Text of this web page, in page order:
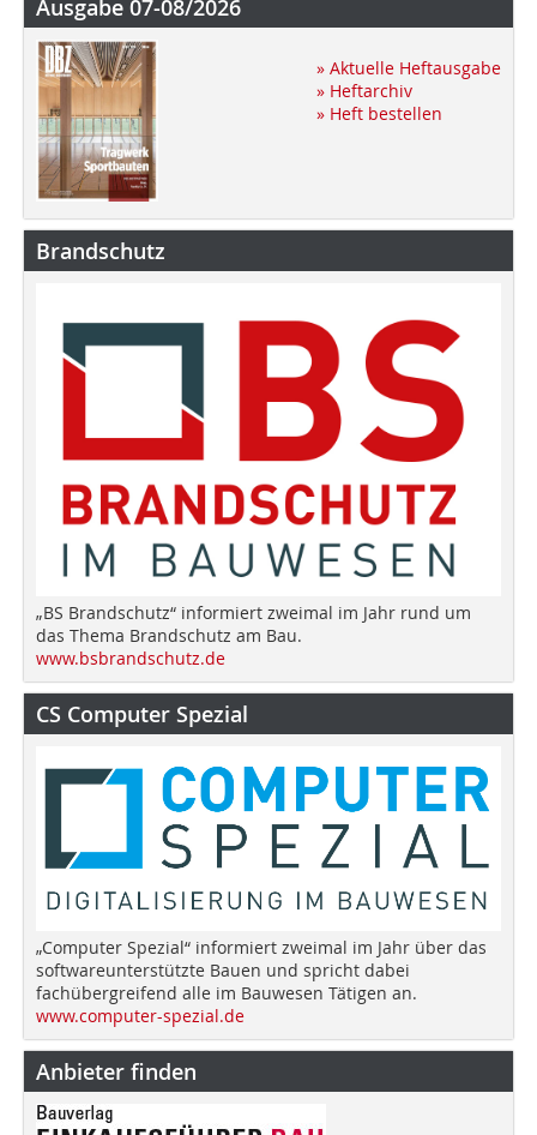
Ausgabe 07-08/2026
» Aktuelle Heftausgabe
» Heftarchiv
» Heft bestellen
Brandschutz
„BS Brandschutz“ informiert zweimal im Jahr rund um
das Thema Brandschutz am Bau.
www.bsbrandschutz.de
CS Computer Spezial
„Computer Spezial“ informiert zweimal im Jahr über das
softwareunterstützte Bauen und spricht dabei
fachübergreifend alle im Bauwesen Tätigen an.
www.computer-spezial.de
Anbieter finden